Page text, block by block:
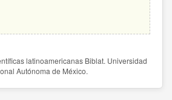
latinoamericanas Biblat. Universidad
Autónoma de México.